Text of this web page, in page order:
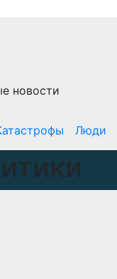
новости
Люди